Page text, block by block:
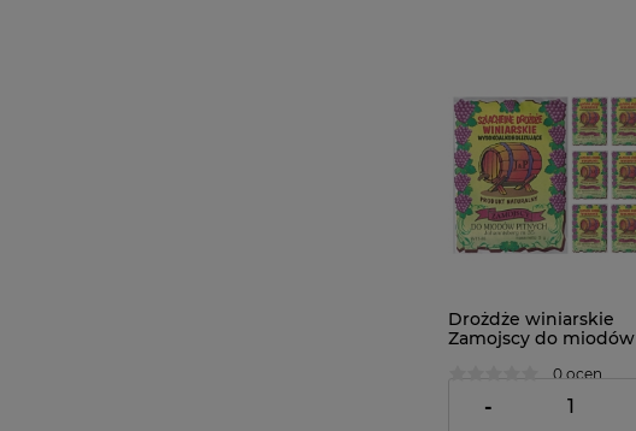
Drożdże winiarskie
Zamojscy do miodów
0 ocen
16,95 zł
-